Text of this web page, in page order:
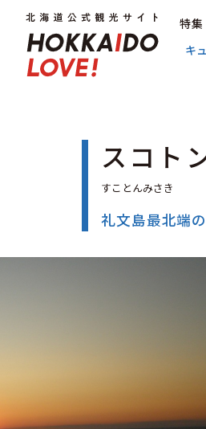
特集
キ
スコト
礼文島最北端